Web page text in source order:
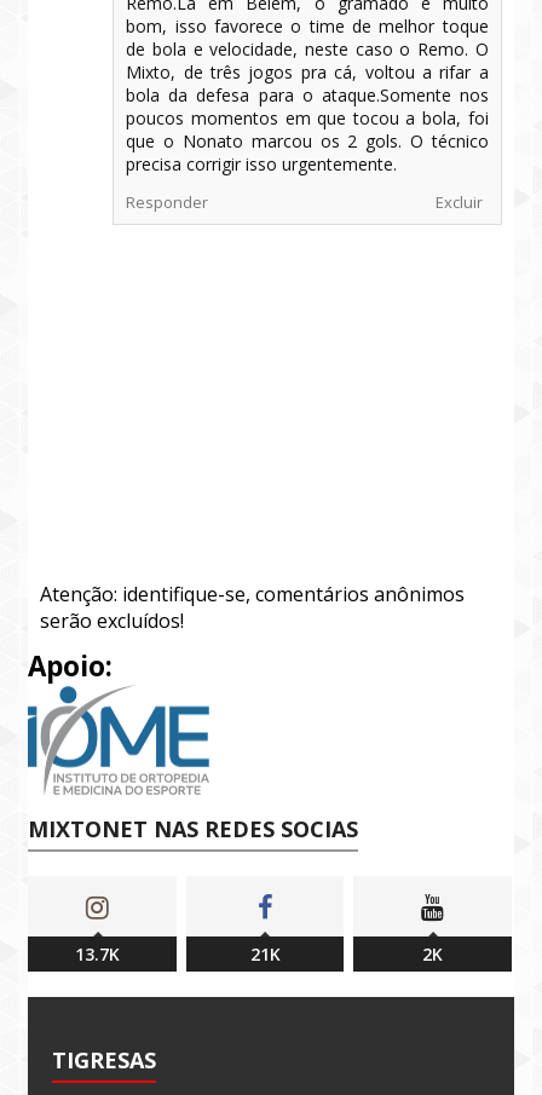
bom, isso favorece o time de melhor toque
de bola e velocidade, neste caso o Remo. O
Mixto, de três jogos pra cá, voltou a rifar a
bola da defesa para o ataque.Somente nos
poucos momentos em que tocou a bola, foi
que o Nonato marcou os 2 gols. O técnico
precisa corrigir isso urgentemente.
Responder Excluir
Atenção: identifique-se, comentários anônimos
serão excluídos!
Apoio:
MIXTONET NAS REDES SOCIAS
13.7K 21K 2K
TIGRESAS